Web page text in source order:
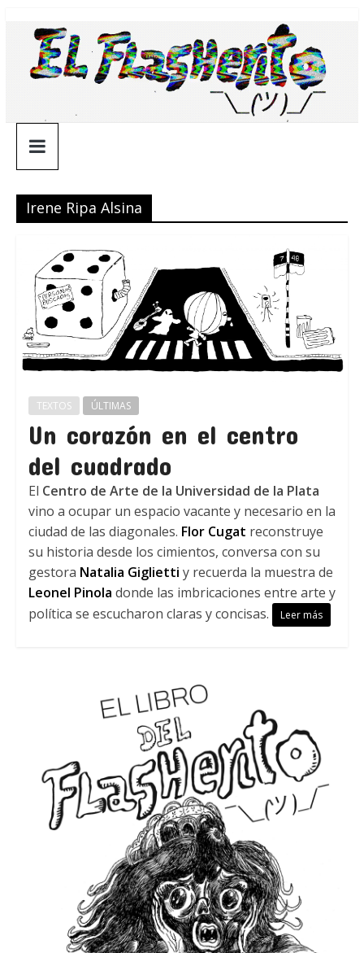
contenido
¯\_(ツ)_/
¯
Irene Ripa Alsina
TEXTOS ÚLTIMAS
Un corazón en el centro
del cuadrado
El Centro de Arte de la Universidad de la Plata
vino a ocupar un espacio vacante y necesario en la
ciudad de las diagonales. Flor Cugat reconstruye
su historia desde los cimientos, conversa con su
gestora Natalia Giglietti y recuerda la muestra de
Leonel Pinola donde las imbricaciones entre arte y
política se escucharon claras y concisas.
Leer más